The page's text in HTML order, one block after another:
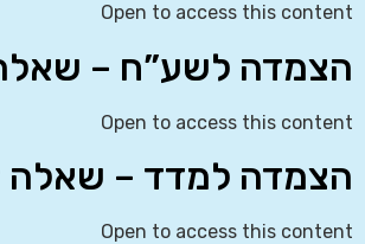
Open to access this content
הצמדה לשע”ח – שאלה
Open to access this content
הצמדה למדד – שאלה 39
Open to access this content